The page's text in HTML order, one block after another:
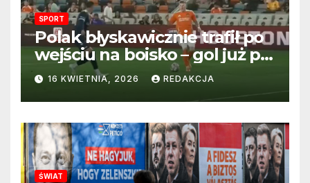
SPORT
Polak błyskawicznie trafił po
wejściu na boisko – gol już po
22 sekundach!
16 KWIETNIA, 2026 REDAKCJA
ŚWIAT